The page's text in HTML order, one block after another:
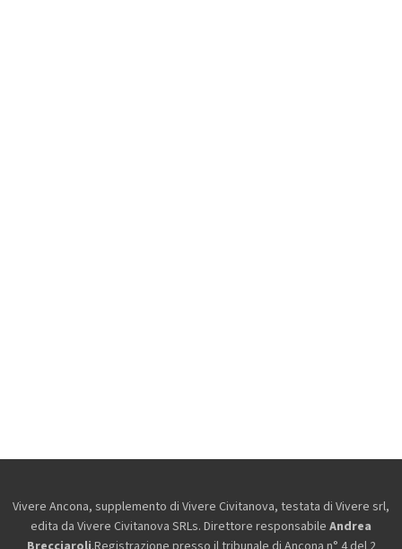
Vivere Ancona, supplemento di Vivere Civitanova, testata di Vivere srl,
edita da Vivere Civitanova SRLs. Direttore responsabile Andrea